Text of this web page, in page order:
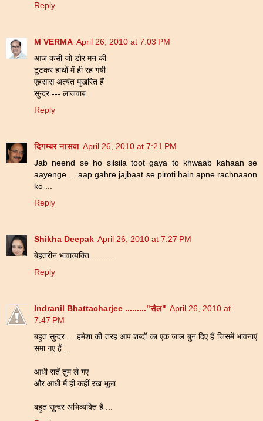
Reply
M VERMA April 26, 2010 at 7:03 PM
आज कसी जो डोर मन की
टूटकर हाथों में ही रह गयी
एहसास अत्यंत मुखरित हैं
सुन्दर --- लाजवाब
Reply
दिगम्बर नासवा April 26, 2010 at 7:21 PM
Jab neend se ho silsila toot gaya to khwaab kahaan se
aayenge ... aap gahre jajbaat se piroti hain apne rachnaaon
ko ...
Reply
Shikha Deepak April 26, 2010 at 7:27 PM
बेहतरीन भावाव्यक्ति...........
Reply
Indranil Bhattacharjee ........."सैल" April 26, 2010 at
7:47 PM
बहुत सुन्दर ... हमेशा की तरह आप शब्दों का एक जाल बुन दिए हैं जिसमें भावनाएं
समा गए हैं ...
आधी रातें तुम ले गए
और आधी मैं ही कहीं रख भूला
बहुत सुन्दर अभिव्यक्ति है ...